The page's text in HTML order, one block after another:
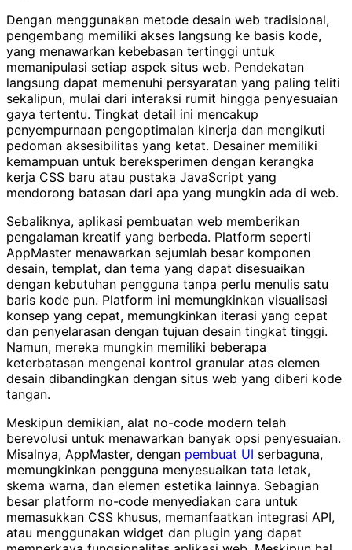
Dengan menggunakan metode desain web tradisional,
pengembang memiliki akses langsung ke basis kode,
yang menawarkan kebebasan tertinggi untuk
memanipulasi setiap aspek situs web. Pendekatan
langsung dapat memenuhi persyaratan yang paling teliti
sekalipun, mulai dari interaksi rumit hingga penyesuaian
gaya tertentu. Tingkat detail ini mencakup
penyempurnaan pengoptimalan kinerja dan mengikuti
pedoman aksesibilitas yang ketat. Desainer memiliki
kemampuan untuk bereksperimen dengan kerangka
kerja CSS baru atau pustaka JavaScript yang
mendorong batasan dari apa yang mungkin ada di web.
Sebaliknya, aplikasi pembuatan web memberikan
pengalaman kreatif yang berbeda. Platform seperti
AppMaster menawarkan sejumlah besar komponen
desain, templat, dan tema yang dapat disesuaikan
dengan kebutuhan pengguna tanpa perlu menulis satu
baris kode pun. Platform ini memungkinkan visualisasi
konsep yang cepat, memungkinkan iterasi yang cepat
dan penyelarasan dengan tujuan desain tingkat tinggi.
Namun, mereka mungkin memiliki beberapa
keterbatasan mengenai kontrol granular atas elemen
desain dibandingkan dengan situs web yang diberi kode
tangan.
Meskipun demikian, alat no-code modern telah
berevolusi untuk menawarkan banyak opsi penyesuaian.
Misalnya, AppMaster, dengan pembuat UI serbaguna,
memungkinkan pengguna menyesuaikan tata letak,
skema warna, dan elemen estetika lainnya. Sebagian
besar platform no-code menyediakan cara untuk
memasukkan CSS khusus, memanfaatkan integrasi API,
atau menggunakan widget dan plugin yang dapat